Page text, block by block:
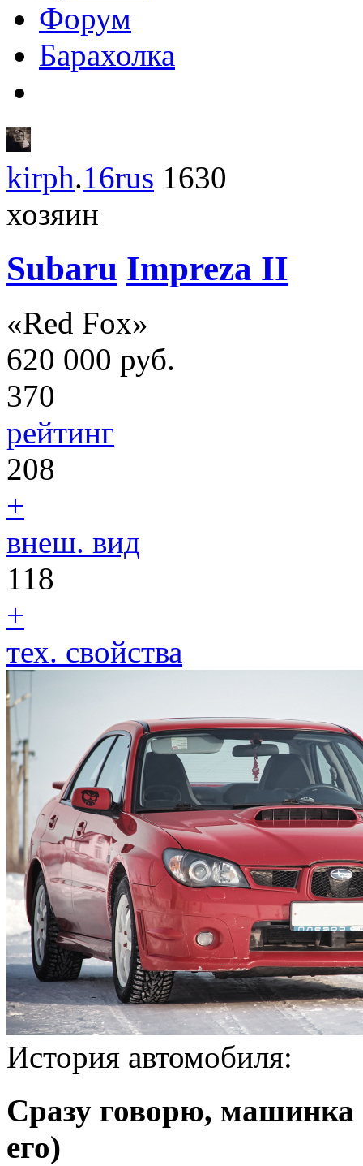
Форум
Барахолка
kirph.16rus 1630
хозяин
Subaru Impreza II
«Red Fox»
620 000 руб.
370
рейтинг
208
+
внеш. вид
118
+
тех. свойства
История автомобиля:
Сразу говорю, машинка
его)